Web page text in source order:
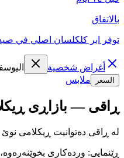
بالاتفاق
توفر ابر كلكلسان اصلي في
أغراض شخصية
السعر ملابس
ڕاقی — بازاڕی
لە ڕاقی دەتوانیت ڕیکلامی نوێ
ڕێنمایی: وردەکاری